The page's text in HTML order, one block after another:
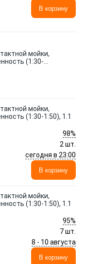
В корзину
мойки,
(1:30-
мойки,
(1:30-1:50), 1.1
98%
2 шт.
сегодня в 23:00
В корзину
мойки,
(1:30-1:50), 1.1
95%
7 шт.
8 - 10 августа
В корзину